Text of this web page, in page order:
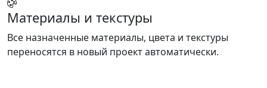
Материалы и текстуры
Все назначенные материалы, цвета и текстуры
переносятся в новый проект автоматически.